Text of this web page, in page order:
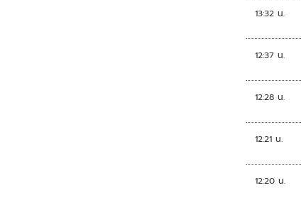
13:32 น.
12:37 น.
12:28 น.
12:21 น.
12:20 น.